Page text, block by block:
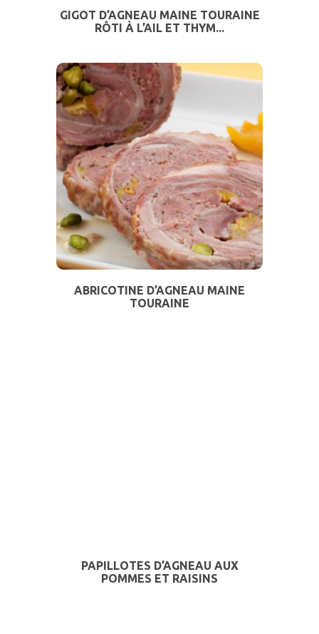
GIGOT D’AGNEAU MAINE TOURAINE
RÔTI À L’AIL ET THYM...
ABRICOTINE D’AGNEAU MAINE
TOURAINE
PAPILLOTES D’AGNEAU AUX
POMMES ET RAISINS